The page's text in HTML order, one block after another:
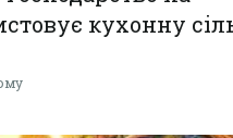
кухонну